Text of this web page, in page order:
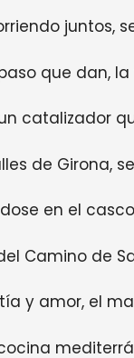
juntos,
que dan,
catalizador
de Girona,
en el
Camino de
y amor, el